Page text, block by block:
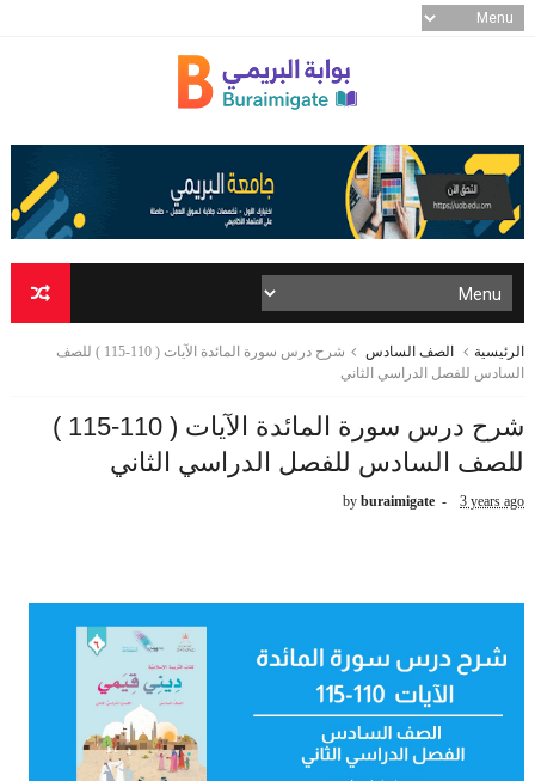
الرئيسية الصف السادس
شرح درس سورة المائدة الآيات ( 110-115 ) للصف
السادس للفصل الدراسي الثاني
شرح درس سورة المائدة الآيات ( 110-115 )
للصف السادس للفصل الدراسي الثاني
byburaimigate 3 years ago